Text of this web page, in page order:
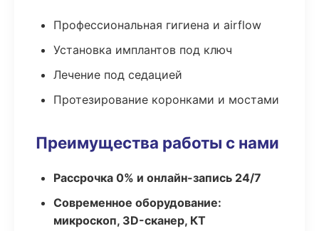
Профессиональная гигиена и airflow
Установка имплантов под ключ
Лечение под седацией
Протезирование коронками и мостами
Преимущества работы с нами
Рассрочка 0% и онлайн-запись 24/7
Современное оборудование:
микроскоп, 3D-сканер, КТ